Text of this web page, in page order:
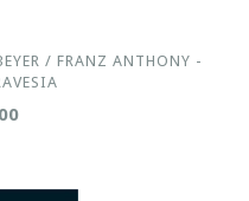
/ FRANZ ANTHONY -